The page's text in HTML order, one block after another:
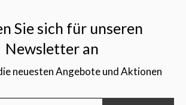
Sie sich für unseren
Newsletter an
neuesten Angebote und Aktionen